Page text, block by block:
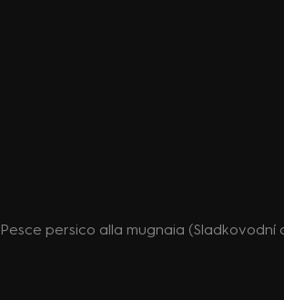
Pesce persico alla mugnaia